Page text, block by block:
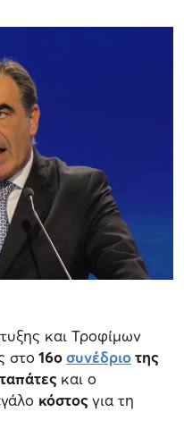
και Τροφίμων
στο 16οσυνέδριοτης
και ο
κόστοςγια τη